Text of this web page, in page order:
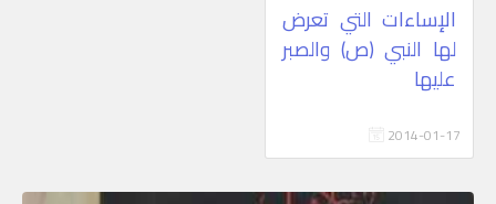
الإساءات التي تعرض
لها النبي (ص) والصبر
عليها
2014-01-17